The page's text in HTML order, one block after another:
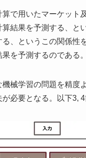
で用いたマーケッ
結果を予測する、
、というこの関係
を予測するのである。
械学習の問題を精度
必要となる。以下3,